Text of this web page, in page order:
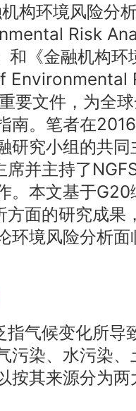
构环境风险分
Risk
《金融机构环
Environmental
要文件，为全
南。笔者在
研究小组的共
并主持了
。本文基于
面的研究成果
环境风险分析
指气候变化所导
污染、水污染
按其来源分为